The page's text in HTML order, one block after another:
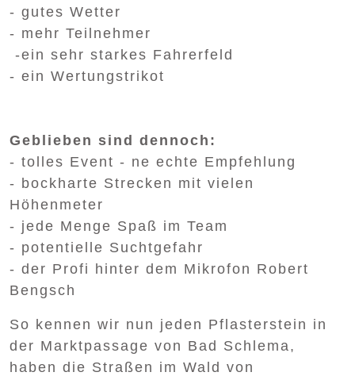
- gutes Wetter
- mehr Teilnehmer
-ein sehr starkes Fahrerfeld
- ein Wertungstrikot
Geblieben sind dennoch:
- tolles Event - ne echte Empfehlung
- bockharte Strecken mit vielen
Höhenmeter
- jede Menge Spaß im Team
- potentielle Suchtgefahr
- der Profi hinter dem Mikrofon Robert
Bengsch
So kennen wir nun jeden Pflasterstein in
der Marktpassage von Bad Schlema,
haben die Straßen im Wald von